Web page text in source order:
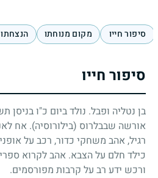
סיפור חייו מקום מנוחתו הנצחתו
סיפור חייו
בן נטליה ופבל. נולד ביום כ"ו בניסן
אורשה שבבלרוס (בילורוסיה). אח
רגיל, אהב משחקי כדור, רכב על
כילד חלם על הצבא. אהב לקרוא
ורכש ידע רב על קרבות מפורסמים.